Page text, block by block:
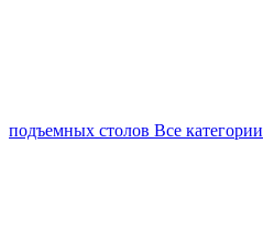
подъемных столов Все категории